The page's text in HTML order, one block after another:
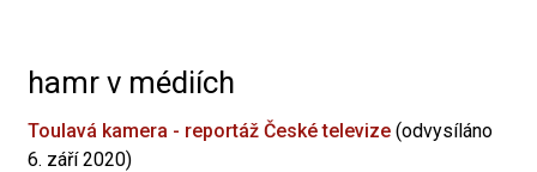
hamr v médiích
Toulavá kamera - reportáž České televize (odvysíláno
6. září 2020)